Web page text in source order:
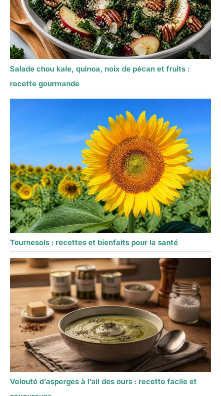
Salade chou kale, quinoa, noix de pécan et fruits :
recette gourmande
Tournesols : recettes et bienfaits pour la santé
Velouté d’asperges à l’ail des ours : recette facile et